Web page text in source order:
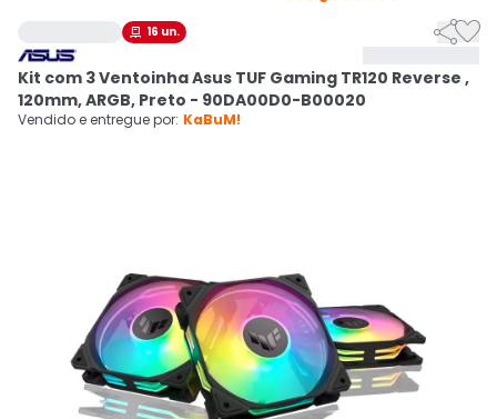
Departamentos
Cupons
CADASTRE-SE
 16 un. 
Kit com 3 Ventoinha Asus TUF Gaming TR120 Reverse ,
120mm, ARGB, Preto - 90DA00D0-B00020
Vendido e entregue por: KaBuM!